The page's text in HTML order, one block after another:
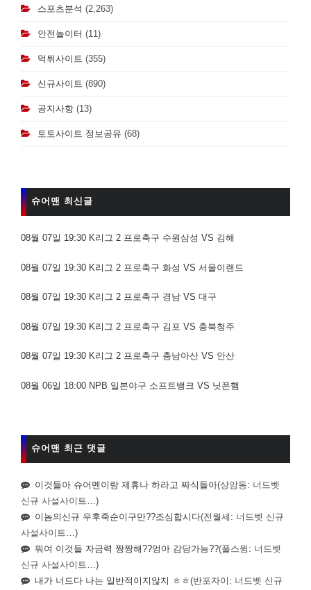
스포츠분석 (2,263)
안전놀이터 (11)
먹튀사이트 (355)
신규사이트 (890)
공지사항 (13)
토토사이트 정보공유 (68)
슈어맨 최신글
08월 07일 19:30 K리그 2 프로축구 수원삼성 VS 김해
08월 07일 19:30 K리그 2 프로축구 화성 VS 서울이랜드
08월 07일 19:30 K리그 2 프로축구 경남 VS 대구
08월 07일 19:30 K리그 2 프로축구 김포 VS 충북청주
08월 07일 19:30 K리그 2 프로축구 충남아산 VS 안산
08월 06일 18:00 NPB 일본야구 소프트뱅크 VS 닛폰햄
슈어맨 최근 댓글
이것들아 슈어멘이랑 제휴나 하라고 짜식들아(상암동: 너드벳
신규 사설사이트…)
이놈의신규 우후죽순이구만??조심합시다(전월세: 너드벳 신규
사설사이트…)
뭐여 이것들 자금력 짱짱해??엉아 감당가능??(풀스윙: 너드벳
신규 사설사이트…)
내가 너드다 나는 일반적이지않지 ㅎㅎ(반포자이: 너드벳 신규